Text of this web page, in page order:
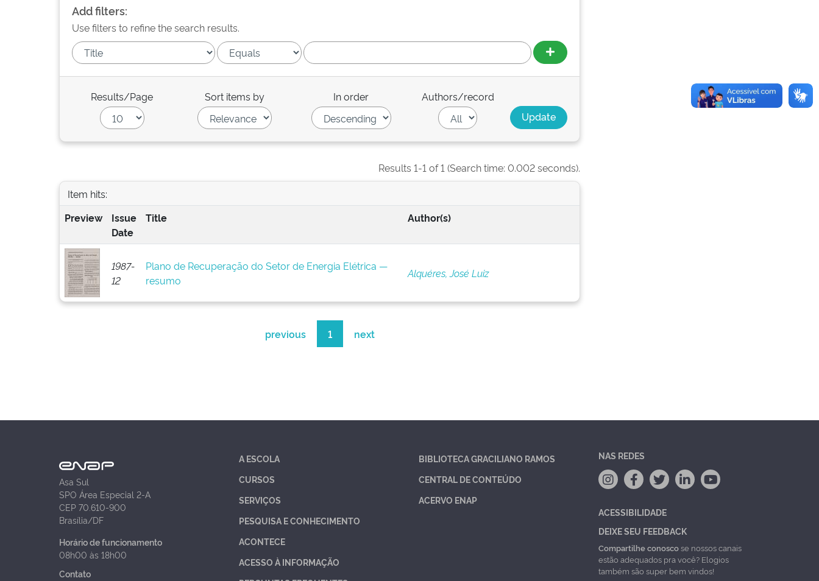
Add filters:
Use filters to refine the search results.
Results/Page Sort items by In order Authors/record
Results 1-1 of 1 (Search time: 0.002 seconds).
Item hits:
Preview
Issue
Date
Title Author(s)
1987-
12
Plano de Recuperação do Setor de Energia Elétrica —
resumo
Alquéres, José Luiz
previous 1 next
Asa Sul
SPO Área Especial 2-A
CEP 70.610-900
Brasília/DF
Horário de funcionamento
08h00 às 18h00
Contato
A ESCOLA
CURSOS
SERVIÇOS
PESQUISA E CONHECIMENTO
ACONTECE
ACESSO À INFORMAÇÃO
BIBLIOTECA GRACILIANO RAMOS
CENTRAL DE CONTEÚDO
ACERVO ENAP
NAS REDES
ACESSIBILIDADE
DEIXE SEU FEEDBACK
Compartilhe conoscose nossos canais
estão adequados pra você? Elogios
também são super bem vindos!